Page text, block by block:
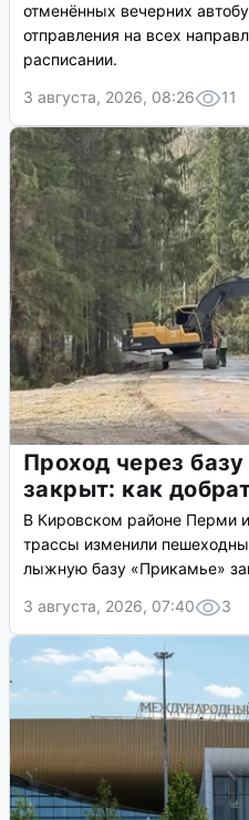
отменённых вечерних
отправления на всех
расписании.
3 августа, 2026, 08:26
11
Проход через
закрыт: как
В Кировском районе Перми
трассы изменили
лыжную базу «Прикамье»
3 августа, 2026, 07:40
3